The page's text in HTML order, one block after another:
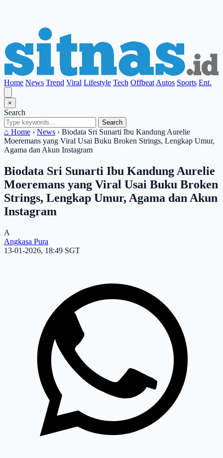
Home News Trend Viral Lifestyle Tech Offbeat Autos Sports Ent.
×
Search
Search
⌂ Home › News › Biodata Sri Sunarti Ibu Kandung Aurelie
Moeremans yang Viral Usai Buku Broken Strings, Lengkap Umur,
Agama dan Akun Instagram
Biodata Sri Sunarti Ibu Kandung Aurelie
Moeremans yang Viral Usai Buku Broken
Strings, Lengkap Umur, Agama dan Akun
Instagram
A
Angkasa Pura
13-01-2026, 18:49 SGT